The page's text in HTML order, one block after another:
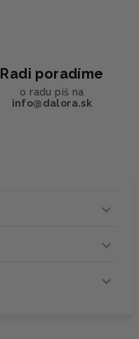
Radi poradíme
o radu píš na
info@dalora.sk